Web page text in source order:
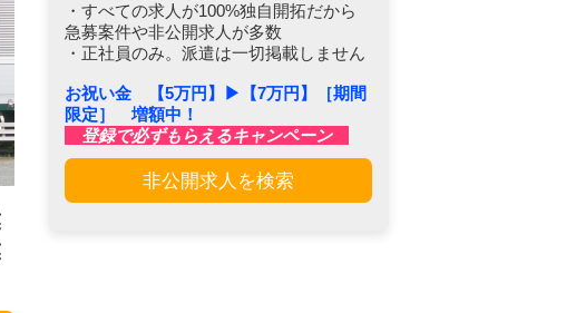
・すべての求人が100%独自開拓だから
急募案件や非公開求人が多数
・正社員のみ。派遣は一切掲載しません
お祝い金 【5万円】▶︎【7万円】［期間
限定］ 増額中！
登録で必ずもらえるキャンペーン
非公開求人を検索